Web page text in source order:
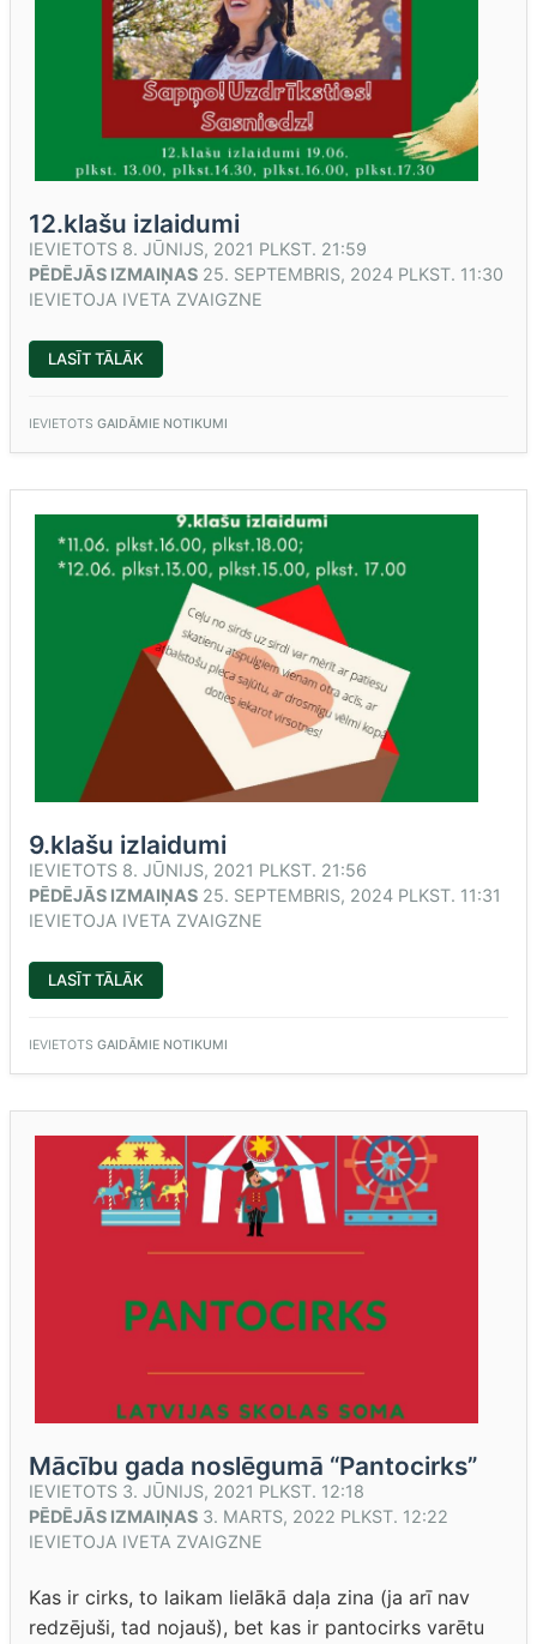
12.klašu izlaidumi
IEVIETOTS 8. JŪNIJS, 2021 PLKST. 21:59
PĒDĒJĀS IZMAIŅAS 25. SEPTEMBRIS, 2024 PLKST. 11:30
IEVIETOJA IVETA ZVAIGZNE
LASĪT TĀLĀK
IZLAIDUMI”
IEVIETOTS GAIDĀMIE NOTIKUMI
9.klašu izlaidumi
IEVIETOTS 8. JŪNIJS, 2021 PLKST. 21:56
PĒDĒJĀS IZMAIŅAS 25. SEPTEMBRIS, 2024 PLKST. 11:31
IEVIETOJA IVETA ZVAIGZNE
LASĪT TĀLĀK
IZLAIDUMI”
IEVIETOTS GAIDĀMIE NOTIKUMI
Mācību gada noslēgumā “Pantocirks”
IEVIETOTS 3. JŪNIJS, 2021 PLKST. 12:18
PĒDĒJĀS IZMAIŅAS 3. MARTS, 2022 PLKST. 12:22
IEVIETOJA IVETA ZVAIGZNE
Kas ir cirks, to laikam lielākā daļa zina (ja arī nav
redzējuši, tad nojauš), bet kas ir pantocirks varētu